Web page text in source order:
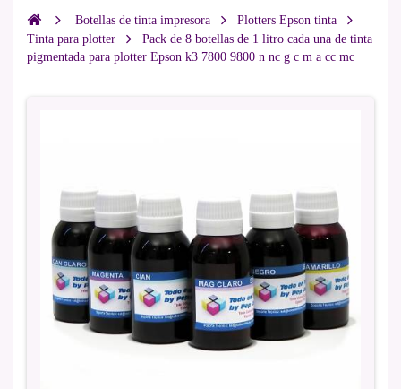
Botellas de tinta impresora
Plotters Epson tinta
Tinta para plotter
Pack de 8 botellas de 1 litro cada una de tinta
pigmentada para plotter Epson k3 7800 9800 n nc g c m a cc mc